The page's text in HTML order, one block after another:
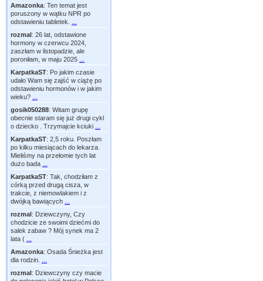
Amazonka: Ten temat jest
poruszony w wątku NPR po
odstawieniu tabletek.
rozmal: 26 lat, odstawione
hormony w czerwcu 2024,
zaszłam w listopadzie, ale
poroniłam, w maju 2025
KarpatkaST: Po jakim czasie
udało Wam się zajść w ciążę po
odstawieniu hormonów i w jakim
wieku?
gosik050288: Witam grupę
obecnie staram się już drugi cykl
o dziecko . Trzymajcie kciuki
KarpatkaST: 2,5 roku. Poszłam
po kilku miesiącach do lekarza.
Mieliśmy na przełomie tych lat
dużo bada
KarpatkaST: Tak, chodziłam z
córką przed drugą cisza, w
trakcie, z niemowlakiem i z
dwójką bawiących
rozmal: Dziewczyny, Czy
chodzicie ze swoimi dziećmi do
salek zabaw ? Mój synek ma 2
lata (
Amazonka: Osada Śnieżka jest
dla rodzin.
rozmal: Dziewczyny czy macie